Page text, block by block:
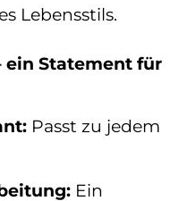
Lebensstils.
ein Statement für
Passt zu jedem
Ein